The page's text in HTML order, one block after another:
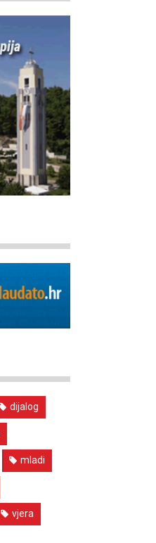
dijalog
mladi
vjera